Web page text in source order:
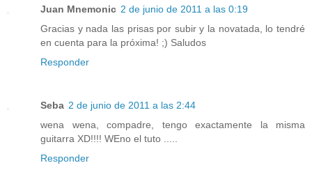
Juan Mnemonic 2 de junio de 2011 a las 0:19
Gracias y nada las prisas por subir y la novatada, lo tendré
en cuenta para la próxima! ;) Saludos
Responder
Seba 2 de junio de 2011 a las 2:44
wena wena, compadre, tengo exactamente la misma
guitarra XD!!!! WEno el tuto .....
Responder